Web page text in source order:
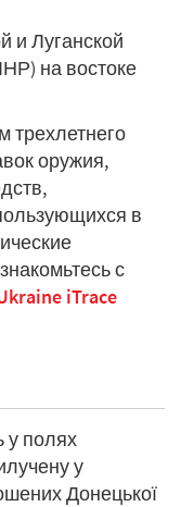
и Луганской
на востоке
трехлетнего
оружия,
в
с
iTrace
у полях
у
Донецької